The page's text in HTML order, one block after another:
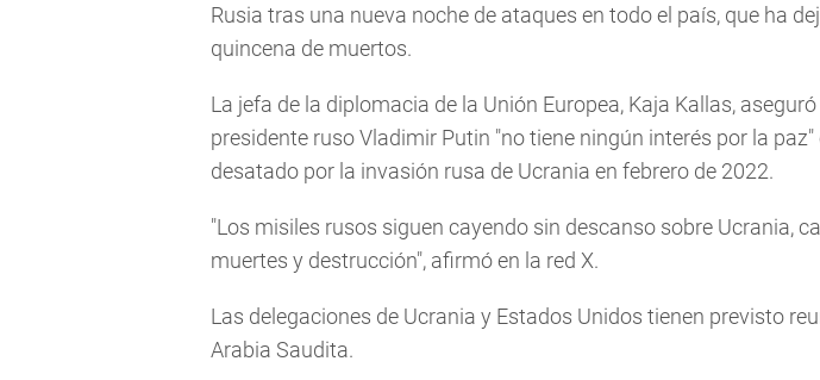
Rusia tras una nueva noche de ataques en todo el país, que ha
quincena de muertos.
La jefa de la diplomacia de la Unión Europea, Kaja Kallas, aseguró
presidente ruso Vladimir Putin "no tiene ningún interés por la
desatado por la invasión rusa de Ucrania en febrero de 2022.
"Los misiles rusos siguen cayendo sin descanso sobre Ucrania,
muertes y destrucción", afirmó en la red X.
Las delegaciones de Ucrania y Estados Unidos tienen previsto
Arabia Saudita.